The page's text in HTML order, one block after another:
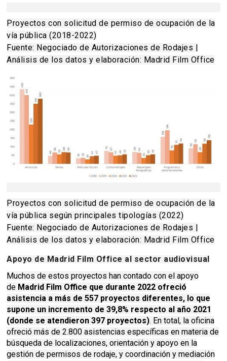
Proyectos con solicitud de permiso de ocupación de la
vía pública (2018-2022)
Fuente: Negociado de Autorizaciones de Rodajes |
Análisis de los datos y elaboración: Madrid Film Office
Proyectos con solicitud de permiso de ocupación de la
vía pública según principales tipologías (2022)
Fuente: Negociado de Autorizaciones de Rodajes |
Análisis de los datos y elaboración: Madrid Film Office
Apoyo de Madrid Film Office al sector audiovisual
Muchos de estos proyectos han contado con el apoyo
de Madrid Film Office que durante 2022 ofreció
asistencia a más de 557 proyectos diferentes, lo que
supone un incremento de 39,8% respecto al año 2021
(donde se atendieron 397 proyectos). En total, la oficina
ofreció más de 2.800 asistencias específicas en materia de
búsqueda de localizaciones, orientación y apoyo en la
gestión de permisos de rodaje, y coordinación y mediación